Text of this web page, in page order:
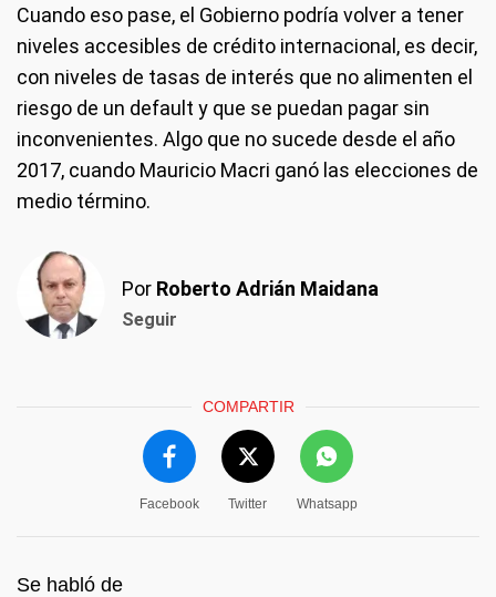
Cuando eso pase, el Gobierno podría volver a tener
niveles accesibles de crédito internacional, es decir,
con niveles de tasas de interés que no alimenten el
riesgo de un default y que se puedan pagar sin
inconvenientes. Algo que no sucede desde el año
2017, cuando Mauricio Macri ganó las elecciones de
medio término.
Por Roberto Adrián Maidana
Seguir
COMPARTIR
Facebook Twitter Whatsapp
Se habló de